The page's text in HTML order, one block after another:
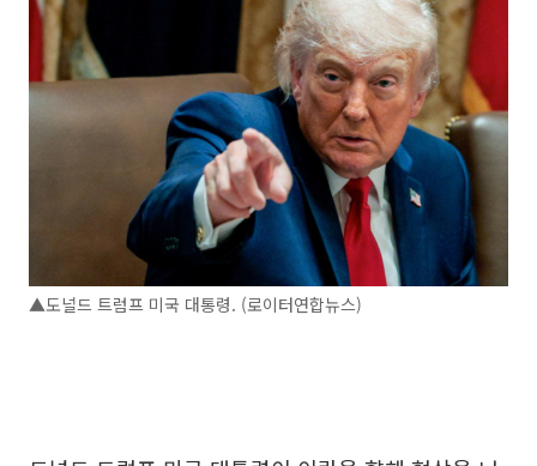
▲도널드 트럼프 미국 대통령. (로이터연합뉴스)